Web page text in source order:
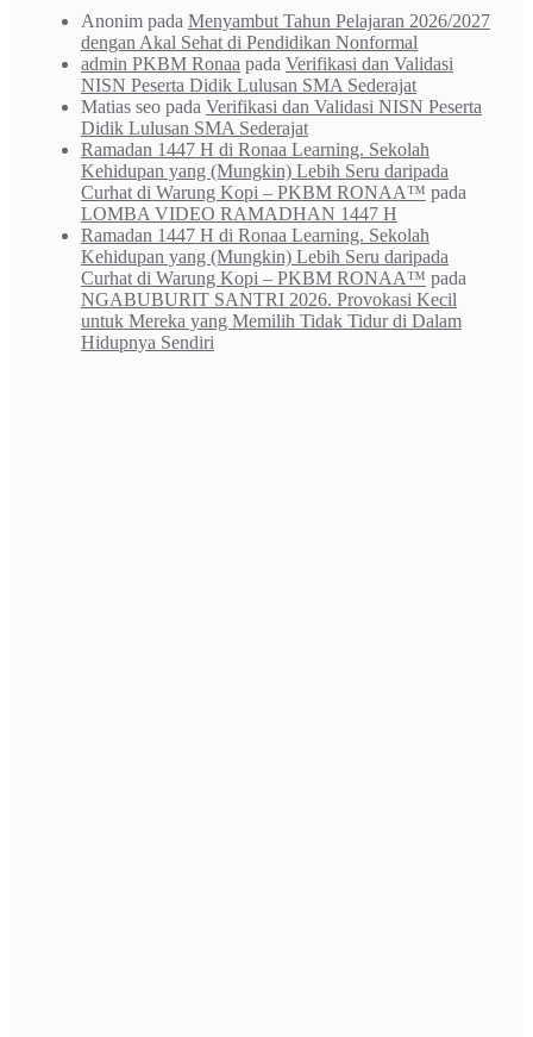
Anonim pada Menyambut Tahun Pelajaran 2026/2027
dengan Akal Sehat di Pendidikan Nonformal
admin PKBM Ronaa pada Verifikasi dan Validasi
NISN Peserta Didik Lulusan SMA Sederajat
Matias seo pada Verifikasi dan Validasi NISN Peserta
Didik Lulusan SMA Sederajat
Ramadan 1447 H di Ronaa Learning. Sekolah
Kehidupan yang (Mungkin) Lebih Seru daripada
Curhat di Warung Kopi – PKBM RONAA™ pada
LOMBA VIDEO RAMADHAN 1447 H
Ramadan 1447 H di Ronaa Learning. Sekolah
Kehidupan yang (Mungkin) Lebih Seru daripada
Curhat di Warung Kopi – PKBM RONAA™ pada
NGABUBURIT SANTRI 2026. Provokasi Kecil
untuk Mereka yang Memilih Tidak Tidur di Dalam
Hidupnya Sendiri